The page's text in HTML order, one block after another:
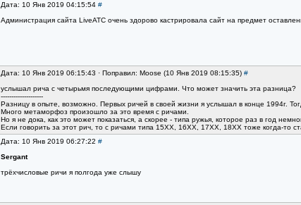
Дата: 10 Янв 2019 04:15:54 #
Администрация сайта LiveATC очень здорово кастрировала сайт на предмет
Дата: 10 Янв 2019 06:15:43 · Поправил: Moose (10 Янв 2019 08:15:35) #
услышал рича с четырьмя последующими цифрами. Что может значить эта разница?
--------------------
Разницу в опыте, возможно. Первых ричей в своей жизни я услышал в конце 1994г.
Много метаморфоз произошло за это время с ричами.
Но я не дока, как это может показаться, а скорее - типа ружья, которое раз в год
Если говорить за этот рич, то с ричами типа 15ХХ, 16ХХ, 17ХХ, 18ХХ тоже когда-то
Дата: 10 Янв 2019 06:27:22 #
Sergant
трёхчисловые ричи я полгода уже слышу